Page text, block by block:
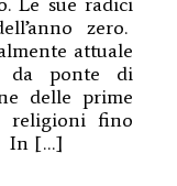
zero.
attuale
da ponte di
delle prime
religioni fino
In […]